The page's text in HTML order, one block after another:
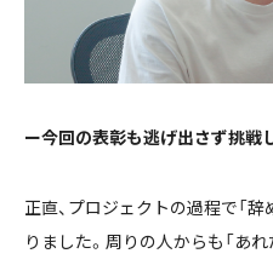
ー今回の表彰も逃げ出さず挑戦
正直、プロジェクトの過程で「
りました。周りの人からも「あ